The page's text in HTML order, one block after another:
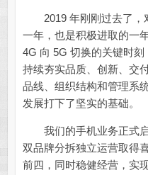
2019 年刚刚过去了，
一年，也是积极进取的一
4G 向 5G 切换的关键时刻
持续夯实品质、创新、交
品线、组织结构和管理系
发展打下了坚实的基础。
我们的手机业务正式启
双品牌分拆独立运营取得
前四，同时稳健经营，实